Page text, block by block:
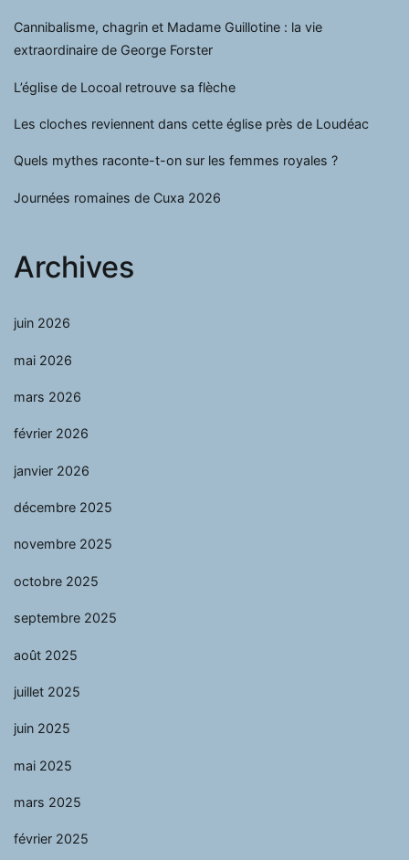
Cannibalisme, chagrin et Madame Guillotine : la vie
extraordinaire de George Forster
L’église de Locoal retrouve sa flèche
Les cloches reviennent dans cette église près de Loudéac
Quels mythes raconte-t-on sur les femmes royales ?
Journées romaines de Cuxa 2026
Archives
juin 2026
mai 2026
mars 2026
février 2026
janvier 2026
décembre 2025
novembre 2025
octobre 2025
septembre 2025
août 2025
juillet 2025
juin 2025
mai 2025
mars 2025
février 2025